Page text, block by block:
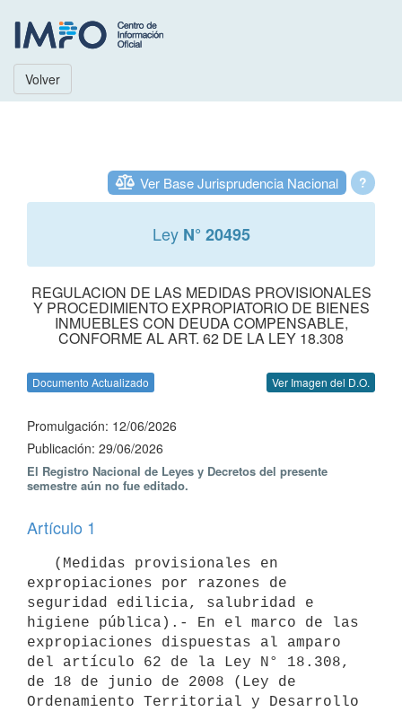
Volver
?
Ver Base Jurisprudencia Nacional
Ley N° 20495
REGULACION DE LAS MEDIDAS PROVISIONALES
Y PROCEDIMIENTO EXPROPIATORIO DE BIENES
INMUEBLES CON DEUDA COMPENSABLE,
CONFORME AL ART. 62 DE LA LEY 18.308
Documento Actualizado Ver Imagen del D.O.
Promulgación: 12/06/2026
Publicación: 29/06/2026
El Registro Nacional de Leyes y Decretos del presente
semestre aún no fue editado.
Artículo 1
expropiaciones por razones de
seguridad edilicia, salubridad e
higiene pública).- En el marco de las
expropiaciones dispuestas al amparo
del artículo 62 de la Ley N° 18.308,
de 18 de junio de 2008 (Ley de
Ordenamiento Territorial y Desarrollo